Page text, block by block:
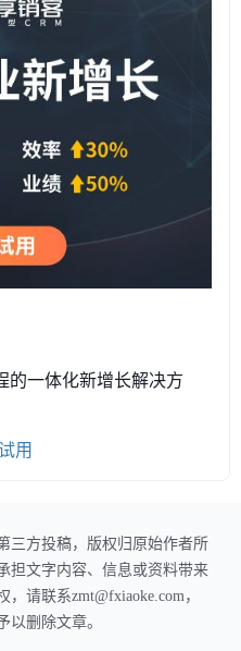
的一体化新增长解决方
用
三方投稿，版权归原始作者所
担文字内容、信息或资料带来
请联系zmt@fxiaoke.com，
以删除文章。